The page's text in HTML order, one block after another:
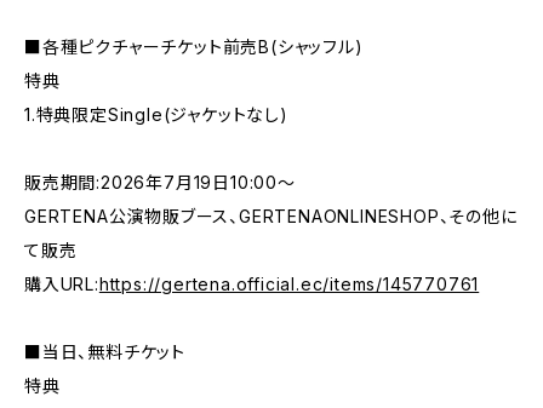
■各種ピクチャーチケット前売B(シャッフル)
特典
1.特典限定Single(ジャケットなし)
販売期間:2026年7月19日10:00〜
GERTENA公演物販ブース、GERTENAONLINESHOP、その他に
て販売
購入URL:https://gertena.official.ec/items/145770761
■当日、無料チケット
特典